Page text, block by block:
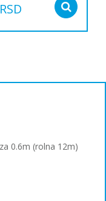
RSD
0.6m (rolna 12m)